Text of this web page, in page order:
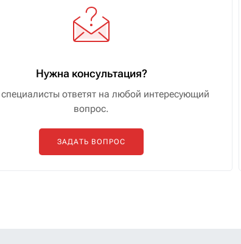
Нужна консультация?
ответят на любой интересующий
вопрос.
ЗАДАТЬ ВОПРОС